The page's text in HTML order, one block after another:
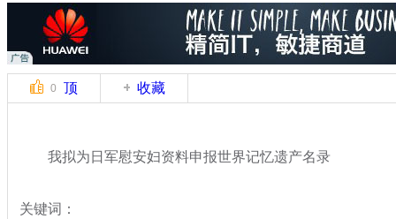
0 顶 收藏
我拟为日军慰安妇资料申报世界记忆遗产名录
关键词：